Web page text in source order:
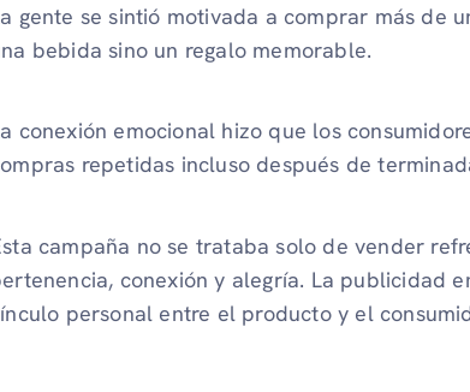
gente se sintió motivada a comprar más de
bebida sino un regalo memorable.
conexión emocional hizo que los
repetidas incluso después de
campaña no se trataba solo de vender
conexión y alegría. La publicidad
personal entre el producto y el